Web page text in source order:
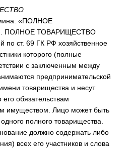
«ПОЛНОЕ
ПОЛНОЕ ТОВАРИЩЕСТВО
по ст. 69 ГК РФ хозяйственное
которого (полные
с заключенным между
предпринимательской
товарищества и несут
его обязательствам
имуществом. Лицо может быть
полного товарищества.
должно содержать либо
всех его участников и слова